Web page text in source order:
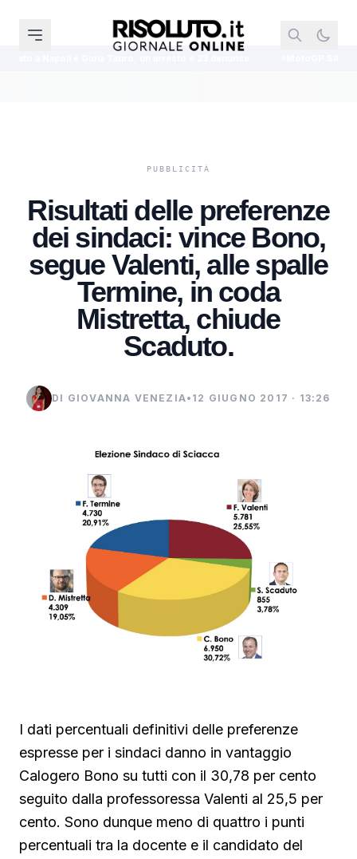
Risultati delle preferenze
dei sindaci: vince Bono,
segue Valenti, alle spalle
Termine, in coda
Mistretta, chiude
Scaduto.
DI GIOVANNA VENEZIA• 12 GIUGNO 2017 · 13:26
I dati percentuali definitivi delle preferenze
espresse per i sindaci danno in vantaggio
Calogero Bono su tutti con il 30,78 per cento
seguito dalla professoressa Valenti al 25,5 per
cento. Sono dunque meno di quattro i punti
percentuali tra la docente e il candidato del